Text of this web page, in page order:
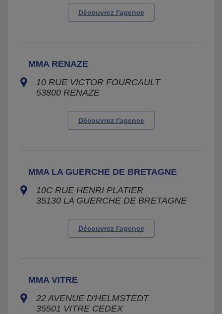
Découvrez l'agence
MMA RENAZE
10 RUE VICTOR FOURCAULT
53800 RENAZE
Découvrez l'agence
MMA LA GUERCHE DE BRETAGNE
10C RUE HENRI PLATIER
35130 LA GUERCHE DE BRETAGNE
Découvrez l'agence
MMA VITRE
22 AVENUE D'HELMSTEDT
35501 VITRE CEDEX